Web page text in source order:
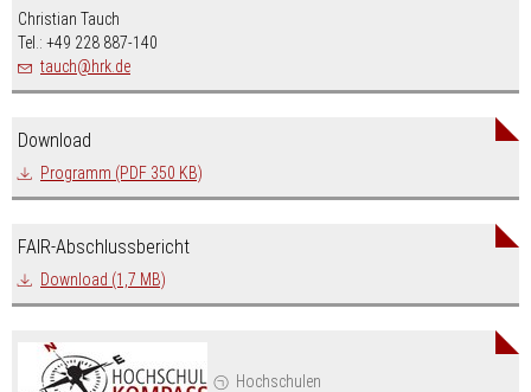
Hochschulen
Christian Tauch
Tel.: +49 228 887-140
tauch
nospam-
hrk.de
Download
Programm (PDF 350 KB)
FAIR-Abschlussbericht
Download (1,7 MB)